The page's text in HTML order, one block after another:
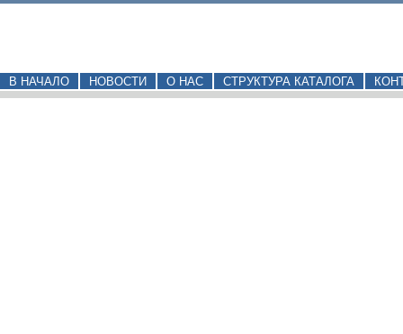
В НАЧАЛО НОВОСТИ О НАС СТРУКТУРА КАТАЛОГА